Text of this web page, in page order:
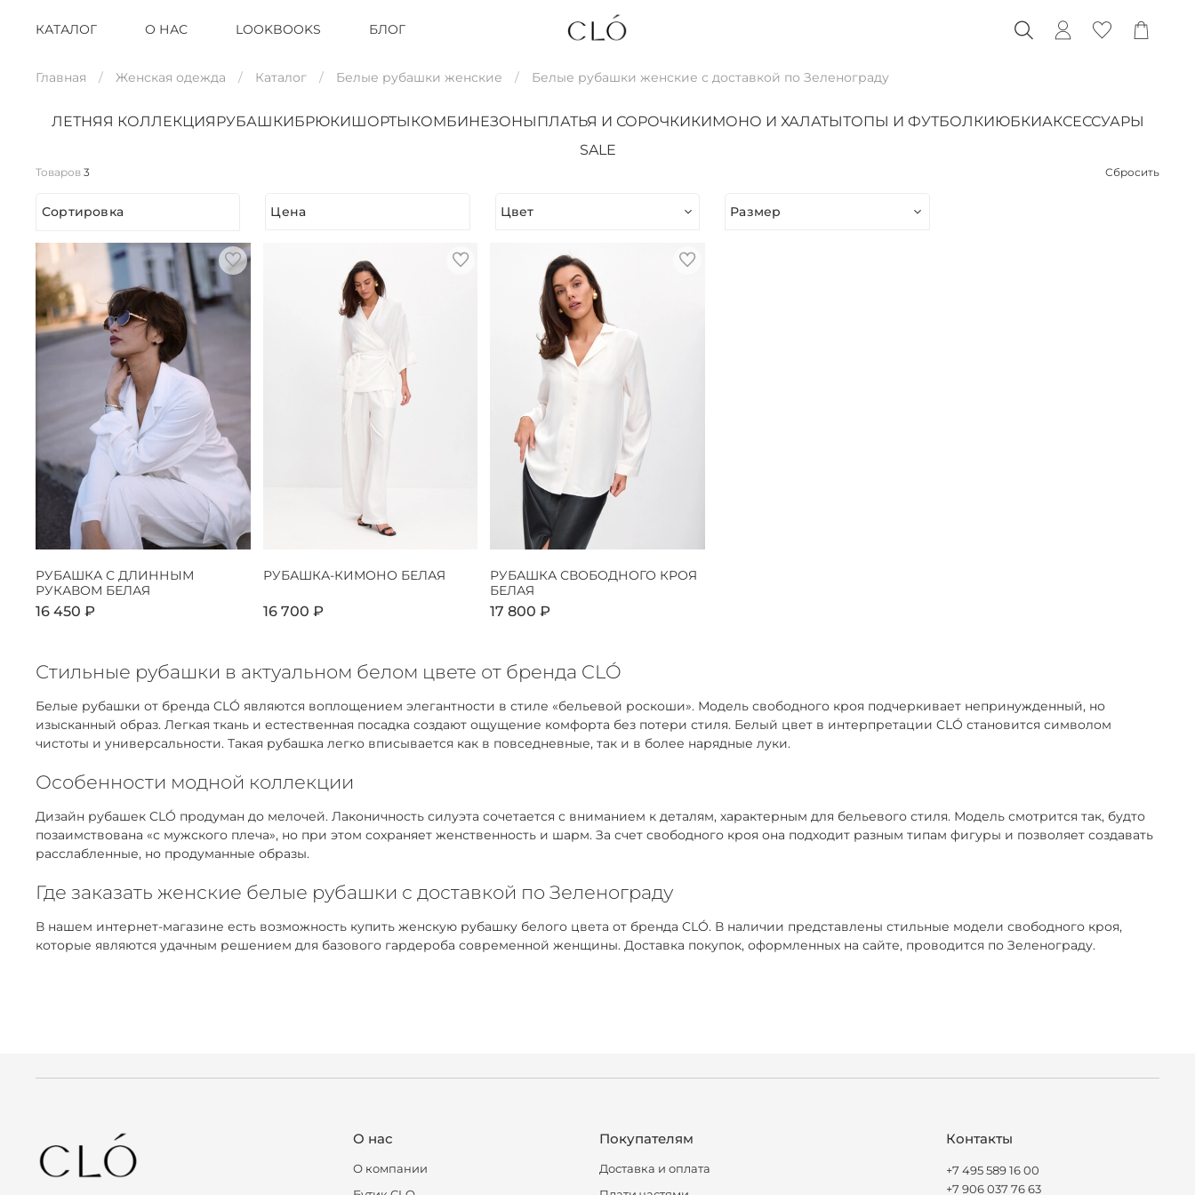
КАТАЛОГ О НАС LOOKBOOKS БЛОГ
Главная Женская одежда Каталог Белые рубашки женские Белые рубашки женские с доставкой по Зеленограду
ЛЕТНЯЯ КОЛЛЕКЦИЯ РУБАШКИБРЮКИШОРТЫ КОМБИНЕЗОНЫ ПЛАТЬЯ И СОРОЧКИКИМОНО И ХАЛАТЫТОПЫ И ФУТБОЛКИЮБКИАКСЕССУАРЫ
SALE
Товаров 3 Сбросить
Сортировка Цена Цвет Размер
РУБАШКА С ДЛИННЫМ
РУКАВОМ БЕЛАЯ
16 450 ₽
РУБАШКА-КИМОНО БЕЛАЯ
16 700 ₽
РУБАШКА СВОБОДНОГО КРОЯ
БЕЛАЯ
17 800 ₽
Стильные рубашки в актуальном белом цвете от бренда CLÓ
Белые рубашки от бренда CLÓ являются воплощением элегантности в стиле «бельевой роскоши». Модель свободного кроя подчеркивает непринужденный, но
изысканный образ. Легкая ткань и естественная посадка создают ощущение комфорта без потери стиля. Белый цвет в интерпретации CLÓ становится символом
чистоты и универсальности. Такая рубашка легко вписывается как в повседневные, так и в более нарядные луки.
Особенности модной коллекции
Дизайн рубашек CLÓ продуман до мелочей. Лаконичность силуэта сочетается с вниманием к деталям, характерным для бельевого стиля. Модель смотрится так, будто
позаимствована «с мужского плеча», но при этом сохраняет женственность и шарм. За счет свободного кроя она подходит разным типам фигуры и позволяет создавать
расслабленные, но продуманные образы.
Где заказать женские белые рубашки с доставкой по Зеленограду
В нашем интернет-магазине есть возможность купить женскую рубашку белого цвета от бренда CLÓ. В наличии представлены стильные модели свободного кроя,
которые являются удачным решением для базового гардероба современной женщины. Доставка покупок, оформленных на сайте, проводится по Зеленограду.
О нас
О компании
Покупателям
Доставка и оплата
Контакты
+7 495 589 16 00
+7 906 037 76 63